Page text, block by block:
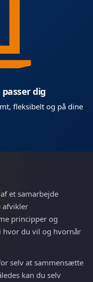
dig
fleksibelt og på dine
et samarbejde
afvikler
principper og
hvor du vil og hvornår
selv at sammensætte
kan du selv